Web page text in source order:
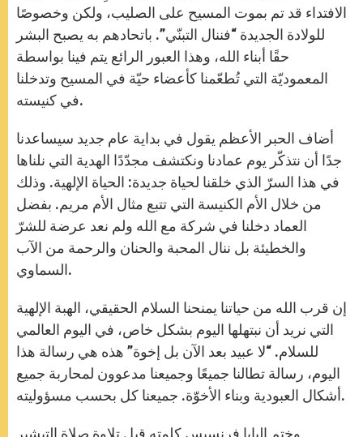
الافتداء قد تم بموت المسيح على الصليب، ولكن وخصوصًا
للولادة الجديدة “فننال التبنّي”. باتحادهم به يصبح البشر
حقًا أبناء الله، وهذا العبور الرائع يتم فينا بواسطة
المعموديّة التي تُطعّمنا كأعضاء حيّة في المسيح وتدخلنا
في كنيسته.
أضاف الحبر الأعظم يقول في بداية عام جديد سيساعدنا
جدًا أن نتذكّر يوم عمادنا ونكتشف مجدّدًا الهدية التي نلناها
في هذا السرّ الذي خلقنا لحياة جديدة: الحياة الإلهية. وذلك
من خلال الأم الكنيسة التي تتبع مثال الأم مريم. بفضل
العماد دخلنا في شركة مع الله ولم نعد عرضة للشرّ
والخطيئة بل ننال المحبة والحنان والرحمة من الآب
السماوي.
إن قرب الله من حياتنا يمنحنا السلام الحقيقي، الهبة الإلهية
التي نريد أن نبتهلها اليوم بشكل خاص، في اليوم العالمي
للسلام. “لا عبيد بعد الآن بل إخوة” هذه هي رسالة هذا
اليوم، رسالة تطالنا جميعًا وجميعنا مدعوون لمحاربة جميع
أشكال العبودية وبناء الأخوّة. جميعنا كل بحسب مسؤوليته.
وختم البابا فرنسيس كلمته قبل تلاوة صلاة التبشير